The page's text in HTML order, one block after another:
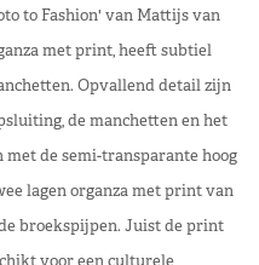
to Fashion' van Mattijs van
met print, heeft subtiel
Opvallend detail zijn
de manchetten en het
de semi-transparante hoog
lagen organza met print van
broekspijpen. Juist de print
voor een culturele